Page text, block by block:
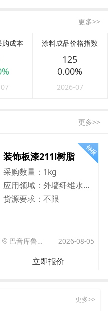
更多>>
成本 涂料成品价格指数
125
0.00%
2026-07
更多>>
装饰板漆211l树脂
采购数量： 1kg
应用领域：
外墙纤维水泥板
货源要求：不限
巴音库鲁提镇,托帕口岸六号库房 2026-08-05
立即报价
更多>>